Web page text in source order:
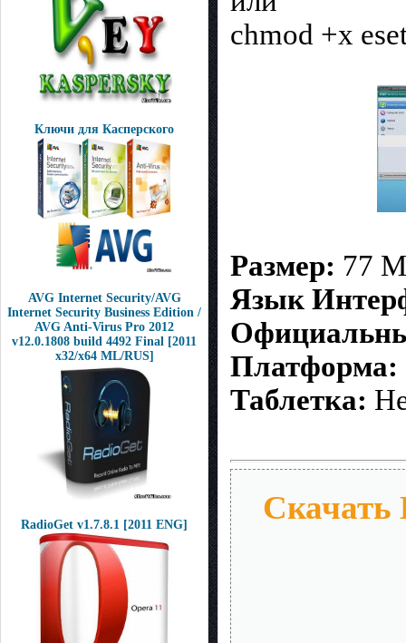
Ключи для Касперского
AVG Internet Security/AVG
Internet Security Business Edition /
AVG Anti-Virus Pro 2012
v12.0.1808 build 4492 Final [2011
x32/x64 ML/RUS]
RadioGet v1.7.8.1 [2011 ENG]
chmod +x
Размер: 77
Язык
Платформа:
Таблетка:
Скачать